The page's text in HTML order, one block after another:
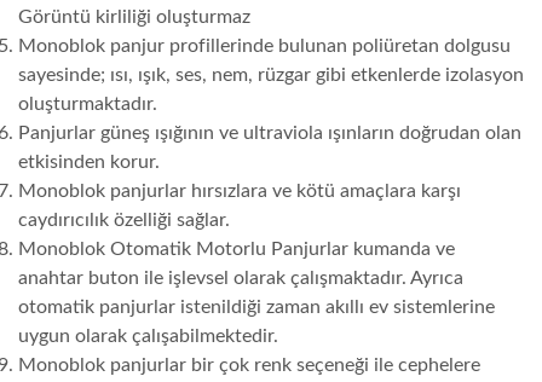
Görüntü kirliliği oluşturmaz
Monoblok panjur profillerinde bulunan poliüretan dolgusu
sayesinde; ısı, ışık, ses, nem, rüzgar gibi etkenlerde izolasyon
oluşturmaktadır.
Panjurlar güneş ışığının ve ultraviola ışınların doğrudan olan
etkisinden korur.
Monoblok panjurlar hırsızlara ve kötü amaçlara karşı
caydırıcılık özelliği sağlar.
Monoblok Otomatik Motorlu Panjurlar kumanda ve
anahtar buton ile işlevsel olarak çalışmaktadır. Ayrıca
otomatik panjurlar istenildiği zaman akıllı ev sistemlerine
uygun olarak çalışabilmektedir.
Monoblok panjurlar bir çok renk seçeneği ile cephelere